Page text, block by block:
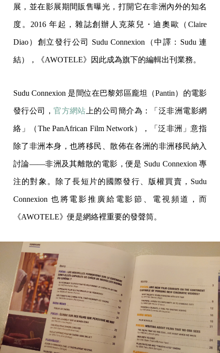
展，並在影展期間販售曝光，打開它在非洲內外的知名
度。2016 年起，雜誌創辦人克萊兒・迪奧歐（Claire
Diao）創立發行公司 Sudu Connexion（中譯：Sudu 連
結），《AWOTELE》因此成為旗下的編輯出刊業務。
Sudu Connexion 是間位在巴黎郊區龐坦（Pantin）的電影
發行公司，官方網站 上的公司簡介為：「泛非洲電影網
絡」（The PanAfrican Film Network），「泛非洲」意指
除了非洲本身，也將移民、散佈在各洲的非洲移民納入
討論——非洲及其離散的電影，便是 Sudu Connexion 專
注的對象。除了長短片的國際發行、版權買賣，Sudu
Connexion 也將電影推廣給電影節、電視頻道，而
《AWOTELE》便是網絡裡重要的發聲筒。